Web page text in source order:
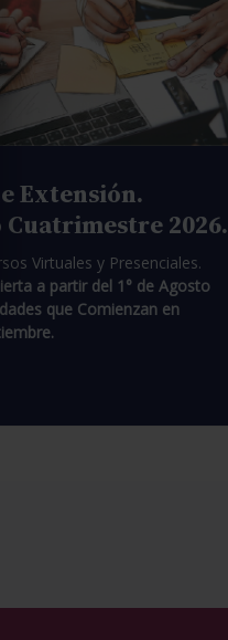
Extensión.
Cuatrimestre 2026.
Virtuales y Presenciales.
a partir del 1° de Agosto
que Comienzan en